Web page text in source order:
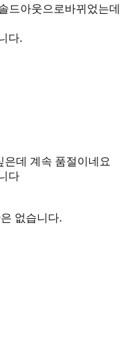
드아웃으로바뀌었는데
다.
은데 계속 품절이네요
다
없습니다.